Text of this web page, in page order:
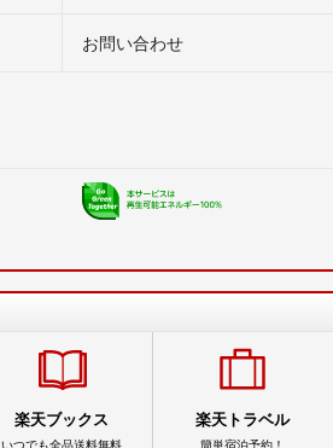
お問い合わせ
楽天ブックス
いつでも全品送料無料
楽天トラベル
簡単宿泊予約！